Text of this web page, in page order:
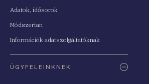
Adatok, idősorok
Módszertan
Információk adatszolgáltatóknak
ÜGYFELEINKNEK